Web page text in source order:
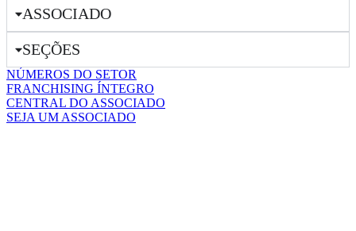
ASSOCIADO
SEÇÕES
NÚMEROS DO SETOR
FRANCHISING ÍNTEGRO
CENTRAL DO ASSOCIADO
SEJA UM ASSOCIADO